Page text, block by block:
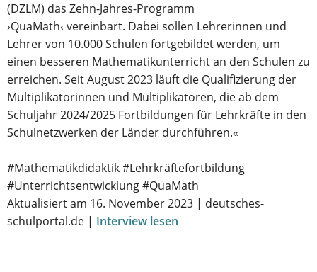
(DZLM) das Zehn-Jahres-Programm
›QuaMath‹ vereinbart. Dabei sollen Lehrerinnen und
Lehrer von 10.000 Schulen fortgebildet werden, um
einen besseren Mathematikunterricht an den Schulen zu
erreichen. Seit August 2023 läuft die Qualifizierung der
Multiplikatorinnen und Multiplikatoren, die ab dem
Schuljahr 2024/2025 Fortbildungen für Lehrkräfte in den
Schulnetzwerken der Länder durchführen.«
#Mathematikdidaktik #Lehrkräftefortbildung
#Unterrichtsentwicklung #QuaMath
Aktualisiert am 16. November 2023 | deutsches-
schulportal.de | Interview lesen